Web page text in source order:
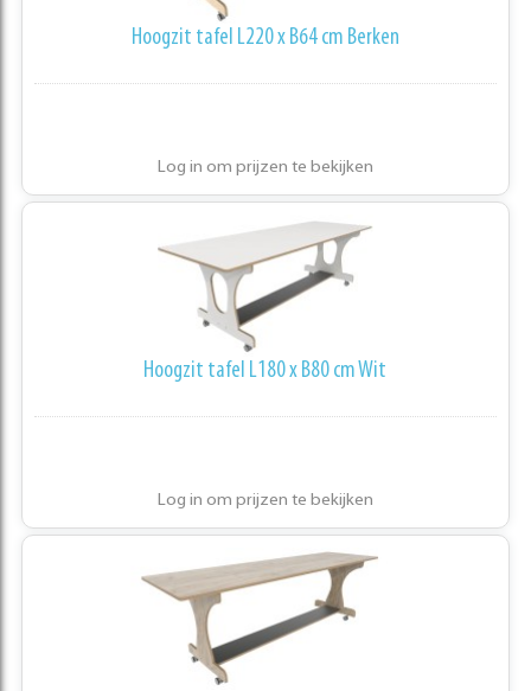
Hoogzit tafel L220 x B64 cm Berken
Log in om prijzen te bekijken
Hoogzit tafel L180 x B80 cm Wit
Log in om prijzen te bekijken